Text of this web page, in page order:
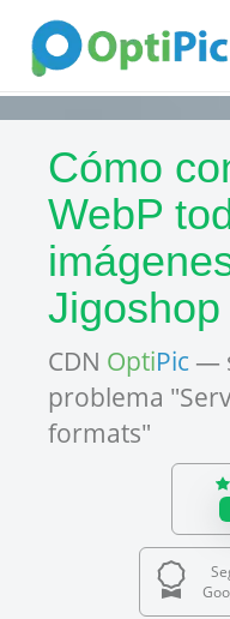
Cómo
WebP
Jigoshop
CDN OptiPic —
problema
formats"